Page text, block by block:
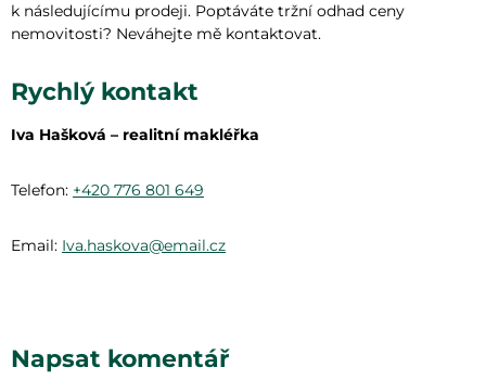
k následujícímu prodeji. Poptáváte tržní odhad ceny
nemovitosti? Neváhejte mě kontaktovat.
Rychlý kontakt
Iva Hašková – realitní makléřka
Telefon: +420 776 801 649
Email: Iva.haskova@email.cz
Napsat komentář